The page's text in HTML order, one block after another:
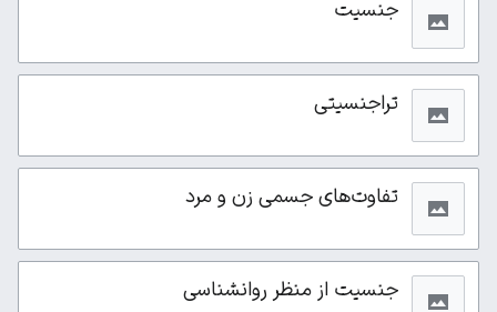
جنسیت
تراجنسیتی
تفاوت‌های جسمی زن و مرد
جنسیت از منظر روانشناسی